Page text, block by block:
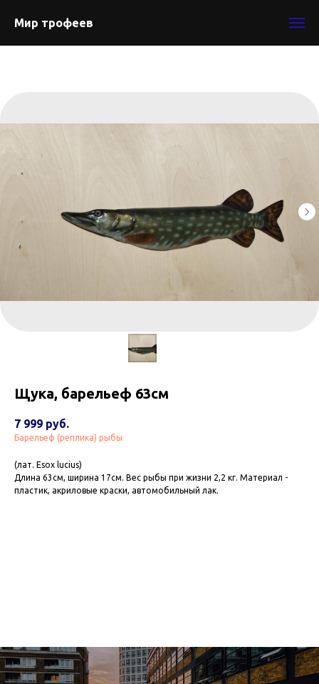
Мир трофеев
Щука, барельеф 63см
7 999 руб.
Барельеф (реплика) рыбы
(лат. Esox lucius)
Длина 63см, ширина 17см. Вес рыбы при жизни 2,2 кг. Материал -
пластик, акриловые краски, автомобильный лак.